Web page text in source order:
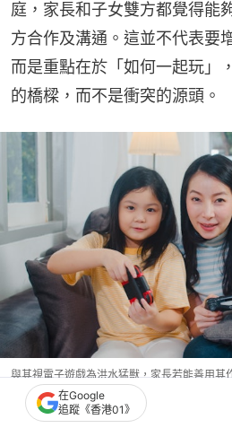
庭，家長和子女雙方都覺得能
方合作及溝通。這並不代表要
而是重點在於「如何一起玩」
的橋樑，而不是衝突的源頭。
與其視電子遊戲為洪水猛獸，家長若能善用其
將其轉化為增進溝通、建立信任與情感連結的
在Google
追蹤《香港01》